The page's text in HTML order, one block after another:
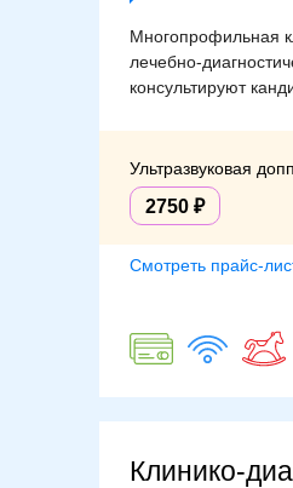
Многопрофильная
лечебно-
консультируют
Ультразвуковая
2750
Смотреть прайс-
Клинико-